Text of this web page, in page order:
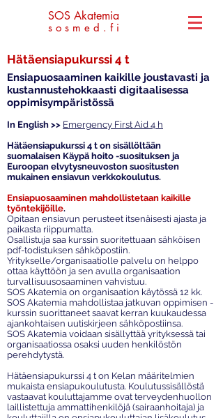
SOS Akatemia
s o s m e d . f i
Hätäensiapukurssi 4 t
Ensiapuosaaminen kaikille joustavasti ja
kustannustehokkaasti digitaalisessa
oppimisympäristössä
In English >> Emergency First Aid 4 h
Hätäensiapukurssi 4 t on sisällöltään
suomalaisen Käypä hoito -suosituksen ja
Euroopan elvytysneuvoston suositusten
mukainen ensiavun verkkokoulutus.
Ensiapuosaaminen mahdollistetaan kaikille
työntekijöille.
​Opitaan ensiavun perusteet itsenäisesti ajasta ja
paikasta riippumatta.
Osallistuja saa kurssin suoritettuaan sähköisen
pdf-todistuksen sähköpostiin.
Yritykselle/organisaatiolle palvelu on helppo
ottaa käyttöön ja sen avulla organisaation
turvallisuusosaaminen vahvistuu.
SOS Akatemia on organisaation käytössä 12 kk.
SOS Akatemia mahdollistaa jatkuvan oppimisen -
kurssin suorittaneet saavat kerran kuukaudessa
ajankohtaisen uutiskirjeen sähköpostiinsa.
SOS Akatemia voidaan sisällyttää yrityksessä tai
organisaatiossa osaksi uuden henkilöstön
perehdytystä.
Hätäensiapukurssi 4 t on Kelan määritelmien
mukaista ensiapukoulutusta. Koulutussisällöstä
vastaavat kouluttajamme ovat terveydenhuollon
laillistettuja ammattihenkilöjä (sairaanhoitaja) ja